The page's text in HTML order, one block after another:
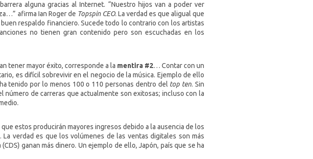
alguna gracias al Internet. “Nuestro hijos van a poder ver
afirma Ian Roger de Topspin CEO. La verdad es que aligual que
respaldo financiero. Sucede todo lo contrario con los artistas
no tienen gran contenido pero son escuchadas en los
tener mayor éxito, corresponde a la mentira #2… Contar con un
es difícil sobrevivir en el negocio de la música. Ejemplo de ello
tenido por lo menos 100 o 110 personas dentro del top ten. Sin
de carreras que actualmente son exitosas; incluso con la
estos producirán mayores ingresos debido a la ausencia de los
verdad es que los volúmenes de las ventas digitales son más
ganan más dinero. Un ejemplo de ello, Japón, país que se ha